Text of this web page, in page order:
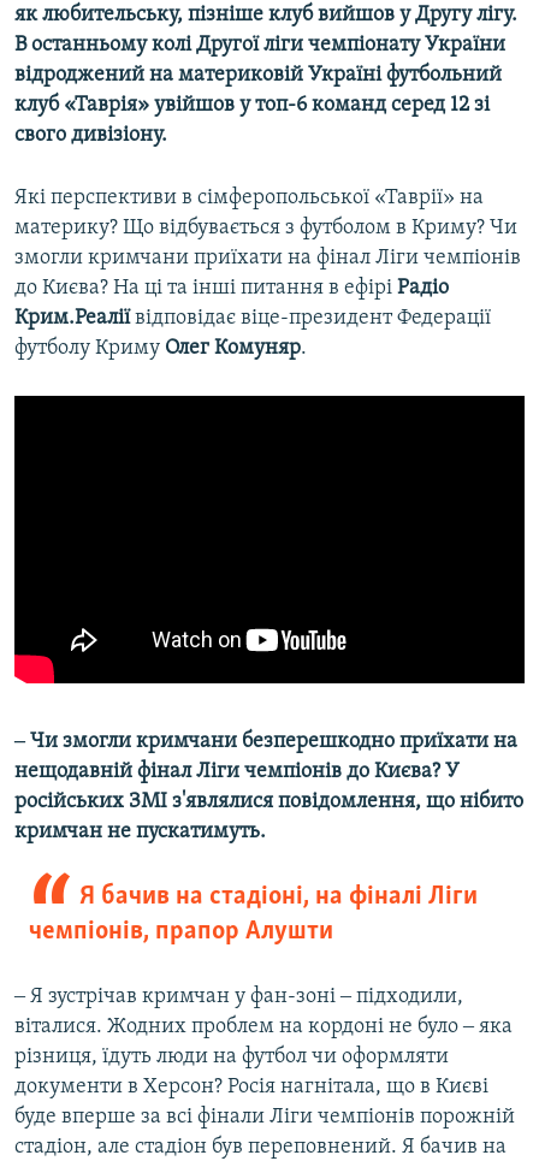
як любительську, пізніше клуб вийшов у Другу лігу.
В останньому колі Другої ліги чемпіонату України
відроджений на материковій Україні футбольний
клуб «Таврія» увійшов у топ-6 команд серед 12 зі
свого дивізіону.
Які перспективи в сімферопольської «Таврії» на
материку? Що відбувається з футболом в Криму? Чи
змогли кримчани приїхати на фінал Ліги чемпіонів
до Києва? На ці та інші питання в ефірі Радіо
Крим.Реаліївідповідає віце-президент Федерації
футболу Криму Олег Комуняр.
‒ Чи змогли кримчани безперешкодно приїхати на
нещодавній фінал Ліги чемпіонів до Києва? У
російських ЗМІ з'являлися повідомлення, що нібито
кримчан не пускатимуть.
Я бачив на стадіоні, на фіналі Ліги
чемпіонів, прапор Алушти
‒ Я зустрічав кримчан у фан-зоні ‒ підходили,
віталися. Жодних проблем на кордоні не було ‒ яка
різниця, їдуть люди на футбол чи оформляти
документи в Херсон? Росія нагнітала, що в Києві
буде вперше за всі фінали Ліги чемпіонів порожній
стадіон, але стадіон був переповнений. Я бачив на